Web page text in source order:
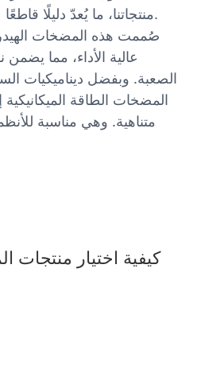
منتجاتنا، ما يُعدّ دليلًا قاطعًا على جودة علامتنا التجارية.
صُممت هذه المضخات
عالية الأداء، مما يضمن
الصعبة. وبفضل ديناميكيات
المضخات الطاقة
متناهية. وهي مناسبة
كيفية اختيار منتجات